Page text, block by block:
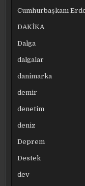
Cumhurbaşkanı
DAKİKA
Dalga
dalgalar
danimarka
demir
denetim
deniz
Deprem
Destek
dev